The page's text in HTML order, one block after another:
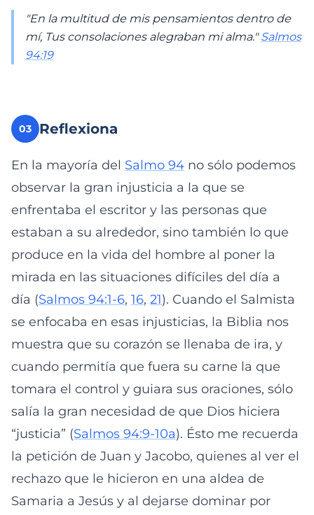
"En la multitud de mis pensamientos dentro de
mí, Tus consolaciones alegraban mi alma."Salmos
94:19
03 Reflexiona
En la mayoría del Salmo 94 no sólo podemos
observar la gran injusticia a la que se
enfrentaba el escritor y las personas que
estaban a su alrededor, sino también lo que
produce en la vida del hombre al poner la
mirada en las situaciones difíciles del día a
día (Salmos 94:1-6, 16, 21). Cuando el Salmista
se enfocaba en esas injusticias, la Biblia nos
muestra que su corazón se llenaba de ira, y
cuando permitía que fuera su carne la que
tomara el control y guiara sus oraciones, sólo
salía la gran necesidad de que Dios hiciera
“justicia” (Salmos 94:9-10a). Ésto me recuerda
la petición de Juan y Jacobo, quienes al ver el
rechazo que le hicieron en una aldea de
Samaria a Jesús y al dejarse dominar por